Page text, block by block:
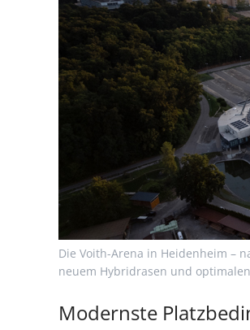
Die Voith-Arena in Heidenheim –
neuem Hybridrasen und
Modernste